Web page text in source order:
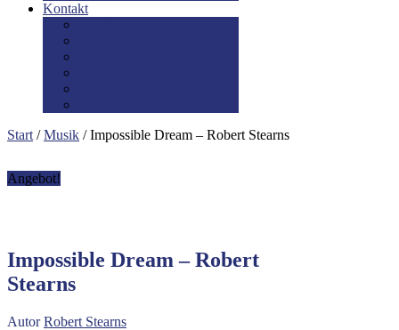
Kontakt
Start /Musik / Impossible Dream – Robert Stearns
Angebot!
Impossible Dream – Robert
Stearns
AutorRobert Stearns